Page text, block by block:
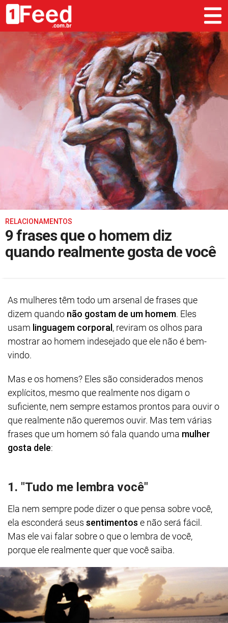
RELACIONAMENTOS
9 frases que o homem diz
quando realmente gosta de você
As mulheres têm todo um arsenal de frases que
dizem quando não gostam de um homem. Eles
usam linguagem corporal , reviram os olhos para
mostrar ao homem indesejado que ele não é bem-
vindo.
Mas e os homens? Eles são considerados menos
explícitos, mesmo que realmente nos digam o
suficiente, nem sempre estamos prontos para ouvir o
que realmente não queremos ouvir. Mas tem várias
frases que um homem só fala quando uma mulher
gosta dele:
1. "Tudo me lembra você"
Ela nem sempre pode dizer o que pensa sobre você,
ela esconderá seus sentimentos e não será fácil.
Mas ele vai falar sobre o que o lembra de você,
porque ele realmente quer que você saiba.